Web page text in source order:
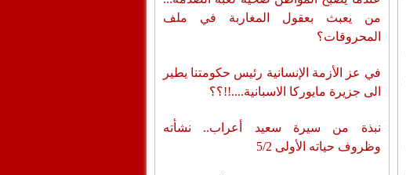
من يعبث بعقول المغاربة في ملف
المحروقات؟
في عز الأزمة الإنسانية رئيس حكومتنا يطير
الى جزيرة مايوركا الاسبانية....!!؟؟
نبذة من سيرة سعيد أعراب.. نشأته
وظروف حياته الأولى 5/2